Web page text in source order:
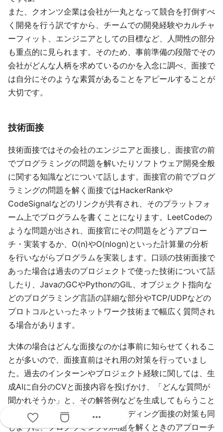
また、クオンツ企業は会社が一丸となって競合を打倒すべ
く開発を行う訳ですから、チームでの開発経験やカルチャ
ーフィット、エンジニアとしての目標など、人間性の部分
も重点的に見られます。そのため、事前準備の段階でその
会社がどんな人柄を求めているのかを入念に調べ、面接で
は自分にそのような素質があることをアピールすることが
大切です。
技術面接
技術面接ではその会社のエンジニアと面接し、面接官の前
でプログラミングの問題を解いたりソフトウェア開発全般
に関する知識などについて話します。面接官の前でプログ
ラミングの問題を解く面接ではHackerRankや
CodeSignalなどのリンクが共有され、そのプラットフォ
ーム上でプログラムを書くことになります。LeetCodeの
ような問題が出され、面接官にその問題をどうアプロー
チ・実装するか、O(n)やO(nlogn)といった計算量の分析
を行いながらプログラムを実装します。口頭の技術面接で
あった場合は過去のプロジェクトで使った技術について話
したり、JavaのGCやPythonのGIL、オブジェクト指向な
どのプログラミング言語の詳細な部分やTCP/UDPなどの
プロトコルといったネットワーク技術まで幅広く質問され
る場合があります。
大体の場合はどんな面接なのかは事前に知らせてくれるこ
とが多いので、面接直前はそれ用の対策を行っていまし
た。過去のインターンやプロジェクト経験に関しては、生
成AIに自分のCVと面接内容を投げかけ、「どんな質問が
聞かれそうか」と、その解答例などを生成してもらうこと
で面接対策をしていました。コーディング面接の対策も同
じように、プログラミングの問題を解くときのアプローチ
more_horiz